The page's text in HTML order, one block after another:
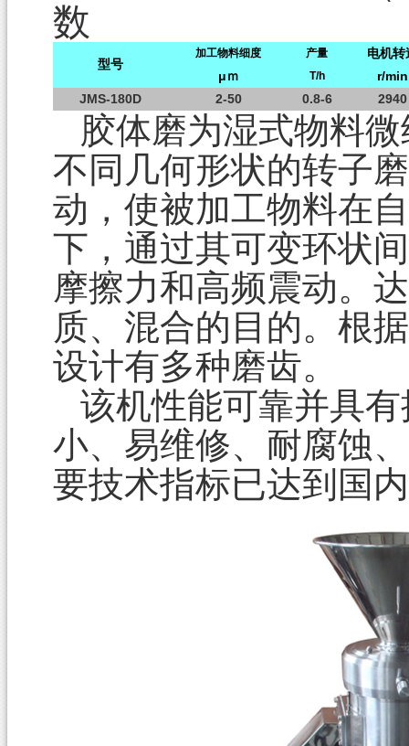
数
型号
加工物料细度
μｍ
产量
T/h
电机转
r/min
JMS-180D
2-50 0.8-6 2940
胶体磨为湿式物料
不同几何形状的转子
动，使被加工物料在
下，通过其可变环状
摩擦力和高频震动。
质、混合的目的。根
设计有多种磨齿。
该机性能可靠并具
小、易维修、耐腐蚀
要技术指标已达到国